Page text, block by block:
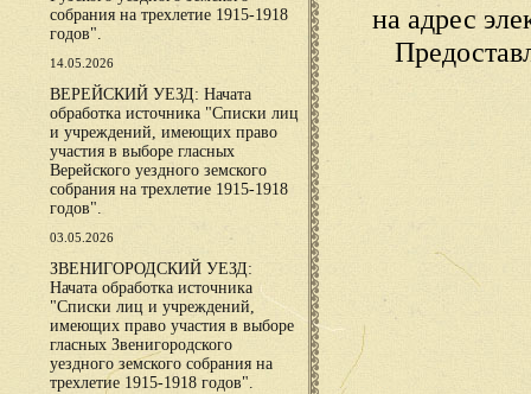
собрания на трехлетие 1915-1918
годов".
14.05.2026
ВЕРЕЙСКИЙ УЕЗД: Начата
обработка источника "Списки лиц
и учреждений, имеющих право
участия в выборе гласных
Верейского уездного земского
собрания на трехлетие 1915-1918
годов".
03.05.2026
ЗВЕНИГОРОДСКИЙ УЕЗД:
Начата обработка источника
"Списки лиц и учреждений,
имеющих право участия в выборе
гласных Звенигородского
уездного земского собрания на
трехлетие 1915-1918 годов".
на адрес